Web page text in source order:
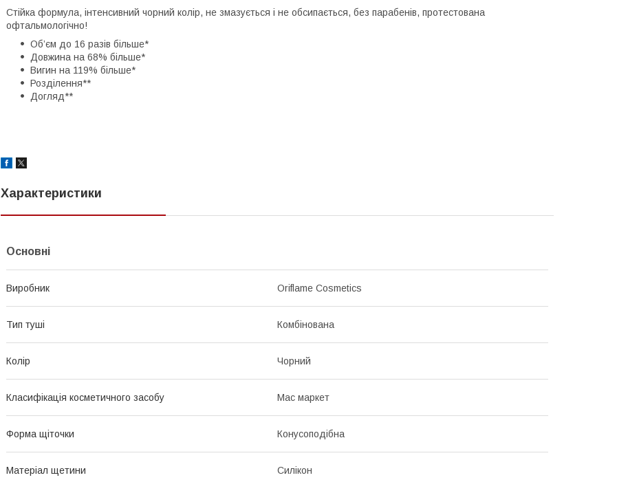
Стійка формула, інтенсивний чорний колір, не змазується і не обсипається, без парабенів, протестована
офтальмологічно!
Об’єм до 16 разів більше*
Довжина на 68% більше*
Вигин на 119% більше*
Розділення**
Догляд**
Характеристики
Основні
Виробник Oriflame Cosmetics
Тип туші Комбінована
Колір Чорний
Класифікація косметичного засобу Мас маркет
Форма щіточки Конусоподібна
Матеріал щетини Силікон